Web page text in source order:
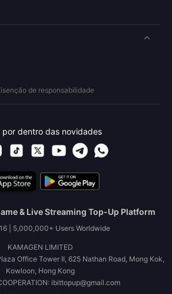
de responsabilidade
por dentro das novidades
& Live Streaming Top-Up Platform
| 5,000,000+ Users Worldwide
KAMAGEN LIMITED
Office Tower II, 625 Nathan Road, Mong Kok,
Kowloon, Hong Kong
ibittopup@gmail.com